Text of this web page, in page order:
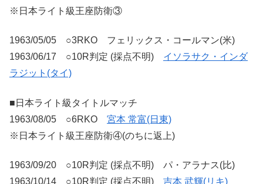
※日本ライト級王座防衛③
1963/05/05 ○3RKO フェリックス・コールマン(米)
1963/06/17 ○10R判定 (採点不明) イソラサク・インダ
ラジット(タイ)
■日本ライト級タイトルマッチ
1963/08/05 ○6RKO 宮本 常富(日東)
※日本ライト級王座防衛④(のちに返上)
1963/09/20 ○10R判定 (採点不明) パ・アラナス(比)
1963/10/14 ○10R判定 (採点不明) 吉本 武輝(リキ)